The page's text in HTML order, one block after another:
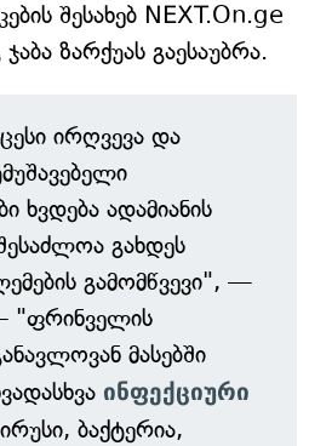
შესახებ NEXT.On.ge
ზარქუას გაესაუბრა.
ირღვევა და
ხვდება ადამიანის
გახდეს
გამომწვევი", —
"ფრინველის
მასებში
ინფექციური
ბაქტერია,